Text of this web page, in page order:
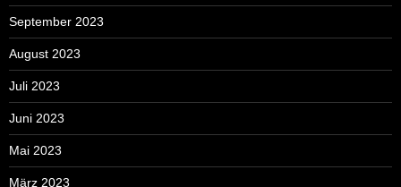
September 2023
August 2023
Juli 2023
Juni 2023
Mai 2023
März 2023